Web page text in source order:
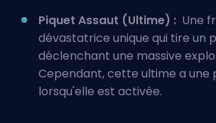
Piquet Assaut (Ultime) : Une
dévastatrice unique qui tire un
déclenchant une massive
Cependant, cette ultime a une
lorsqu'elle est activée.